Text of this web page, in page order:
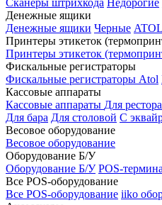
Сканеры штрихкода Недорогие
Денежные ящики
Денежные ящики Черные ATOL
Принтеры этикеток
Принтеры этикеток
Фискальные регистраторы
Фискальные регистраторы Atol
Кассовые аппараты
Кассовые аппараты Для
Для бара Для столовой С
Весовое оборудование
Весовое оборудование
Оборудование Б/У
Оборудование Б/У POS-
Все POS-оборудование
Все POS-оборудование iiko